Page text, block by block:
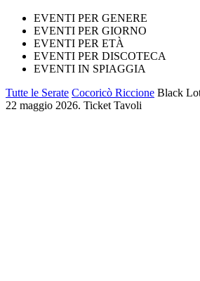
EVENTI PER GENERE
EVENTI PER GIORNO
EVENTI PER ETÀ
EVENTI PER DISCOTECA
EVENTI IN SPIAGGIA
Tutte le Serate Cocoricò Riccione Black
22 maggio 2026. Ticket Tavoli